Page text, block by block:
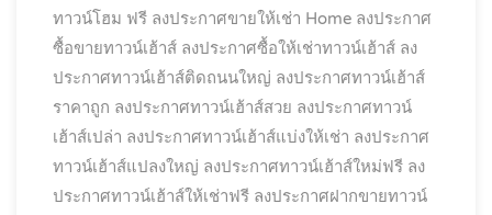
ทาวน์โฮม ฟรี ลงประกาศขายให้เช่า Home ลงประกาศ
ซื้อขายทาวน์เฮ้าส์ ลงประกาศซื้อให้เช่าทาวน์เฮ้าส์ ลง
ประกาศทาวน์เฮ้าส์ติดถนนใหญ่ ลงประกาศทาวน์เฮ้าส์
ราคาถูก ลงประกาศทาวน์เฮ้าส์สวย ลงประกาศทาวน์
เฮ้าส์เปล่า ลงประกาศทาวน์เฮ้าส์แบ่งให้เช่า ลงประกาศ
ทาวน์เฮ้าส์แปลงใหญ่ ลงประกาศทาวน์เฮ้าส์ใหม่ฟรี ลง
ประกาศทาวน์เฮ้าส์ให้เช่าฟรี ลงประกาศฝากขายทาวน์